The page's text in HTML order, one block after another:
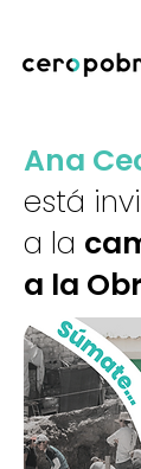
Ana
está
a la
a la